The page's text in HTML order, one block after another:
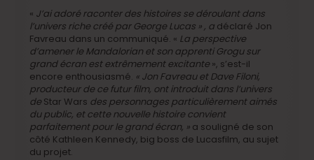
« J’ai adoré raconter des histoires se déroulant dans
l’univers riche créé par George Lucas » , a déclaré Jon
Favreau dans un communiqué. « La perspective
d’amener le Mandalorian et son apprenti Grogu sur
grand écran est extrêmement excitante », s’est-il
encore enthousiasmé. « Jon Favreau et Dave Filoni,
producteur de ce futur film, ont introduit dans l’univers
de Star Wars des personnages particulièrement aimés
du public, et cette nouvelle histoire convient
parfaitement pour le grand écran, » a souligné de son
côté Kathleen Kennedy, big boss de Lucasfilm, au sujet
du projet.